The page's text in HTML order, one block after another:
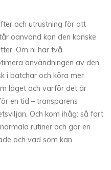
och utrustning för att
oanvänd kan den kanske
Om ni har två
användningen av den
i batchar och köra mer
läget och varför det är
en tid – transparens
Och kom ihåg: så fort
rutiner och gör en
och vad som kan